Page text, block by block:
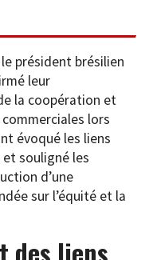
président brésilien
leur
la coopération et
lors
évoqué les liens
souligné les
d’une
sur l’équité et la
des liens